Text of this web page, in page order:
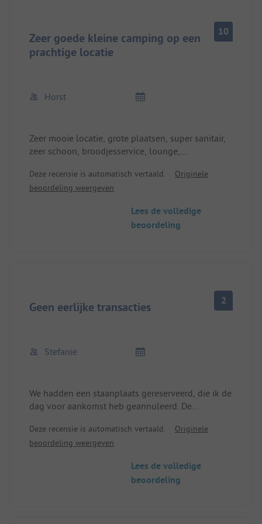
Zeer goede kleine camping op een
prachtige locatie
10
Horst
Zeer mooie locatie, grote plaatsen, super sanitair,
zeer schoon, broodjesservice, lounge,
vriendelijke baas, prijs prestatie ok.
Deze recensie is automatisch vertaald.
Originele
beoordeling weergeven
Lees de volledige
beoordeling
Geen eerlijke transacties 2
Stefanie
We hadden een staanplaats gereserveerd, die ik de
dag voor aankomst heb geannuleerd. De
plaats op de kampeerweide toegewezen.
Ze vertelde me niet dat een reservering, die ons 50
In plaats daarvan moesten we de 50 euro
Deze recensie is automatisch vertaald.
Originele
beoordeling weergeven
Lees de volledige
beoordeling